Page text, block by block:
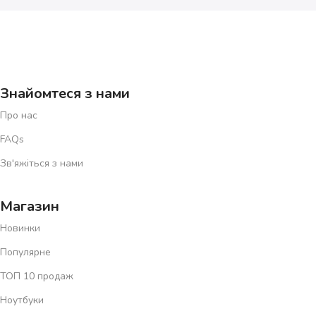
Знайомтеся з нами
Про нас
FAQs
Зв'яжіться з нами
Магазин
Новинки
Популярне
ТОП 10 продаж
Ноутбуки